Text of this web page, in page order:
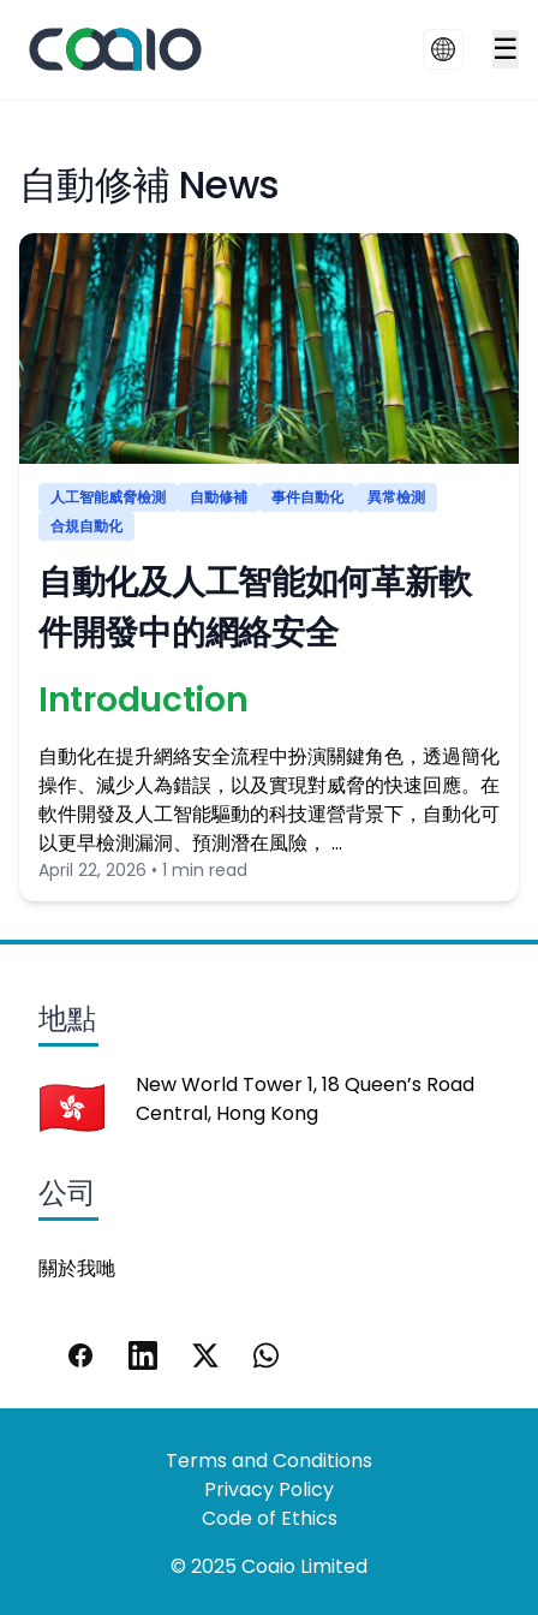
☰
自動修補 News
人工智能威脅檢測 自動修補 事件自動化
異常檢測
合規自動化
自動化及人工智能如何革新軟
件開發中的網絡安全
Introduction
自動化在提升網絡安全流程中扮演關鍵角色，透過簡化
操作、減少人為錯誤，以及實現對威脅的快速回應。在
軟件開發及人工智能驅動的科技運營背景下，自動化可
以更早檢測漏洞、預測潛在風險， …
April 22, 2026 • 1 min read
地點
New World Tower 1, 18 Queen’s Road
Central, Hong Kong
公司
關於我哋
Terms and Conditions
Privacy Policy
Code of Ethics
© 2025 Coaio Limited